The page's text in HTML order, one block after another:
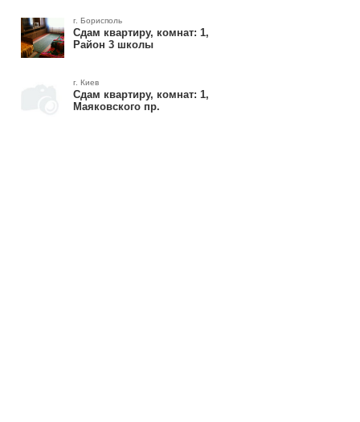
г. Борисполь
Сдам квартиру, комнат: 1,
Район 3 школы
г. Киев
Сдам квартиру, комнат: 1,
Маяковского пр.